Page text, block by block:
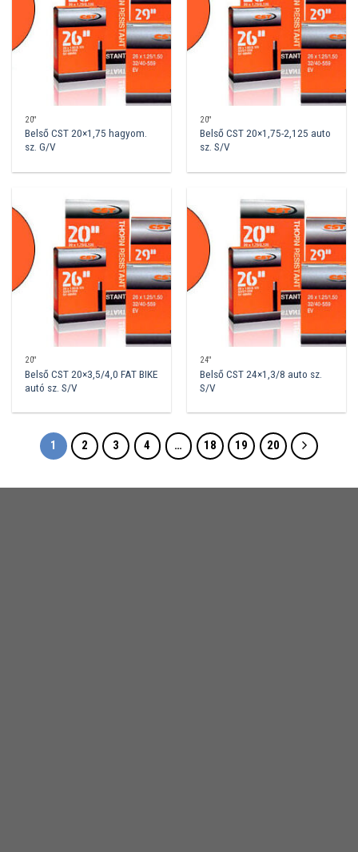
20''
Belső CST 20×1,75 hagyom.
sz. G/V
20''
Belső CST 20×1,75-2,125 auto
sz. S/V
20''
Belső CST 20×3,5/4,0 FAT BIKE
autó sz. S/V
24''
Belső CST 24×1,3/8 auto sz.
S/V
1 2 3 4 … 18 19 20